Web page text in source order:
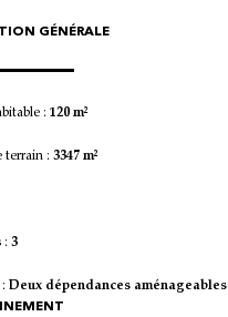
GÉNÉRALE
: 120 m²
terrain : 3347 m²
: 3
Deux dépendances aménageables